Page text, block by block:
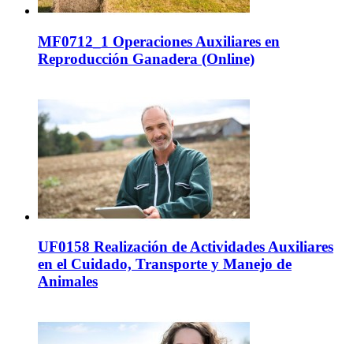
MF0712_1 Operaciones Auxiliares en
Reproducción Ganadera (Online)
UF0158 Realización de Actividades Auxiliares
en el Cuidado, Transporte y Manejo de
Animales